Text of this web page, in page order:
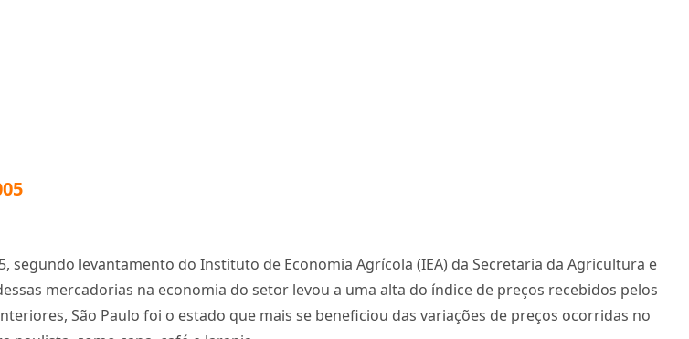
segundo levantamento do Instituto de Economia Agrícola (IEA) da Secretaria da Agricultura e
mercadorias na economia do setor levou a uma alta do índice de preços recebidos pelos
São Paulo foi o estado que mais se beneficiou das variações de preços ocorridas no